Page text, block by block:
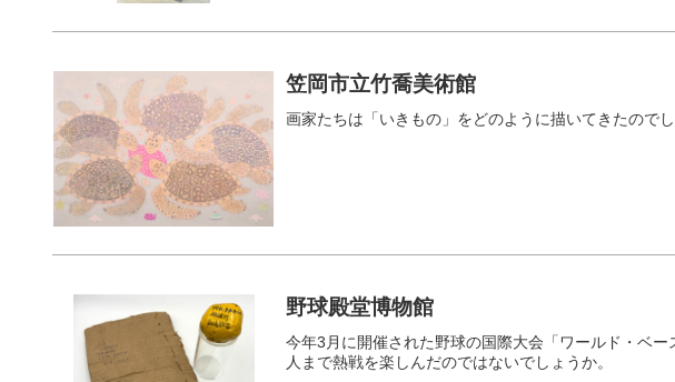
笠岡市立竹喬美術館
画家たちは「いきもの」をどのように描いてきたのでし
野球殿堂博物館
今年3月に開催された野球の国際大会「ワールド・ベ
人まで熱戦を楽しんだのではないでしょうか。